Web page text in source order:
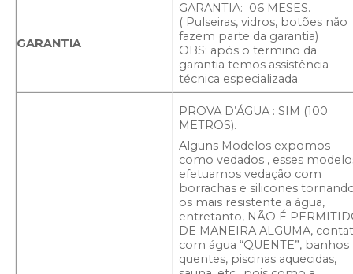
GARANTIA
GARANTIA: 06 MESES.
( Pulseiras, vidros, botões não
fazem parte da garantia)
OBS: após o termino da
garantia temos assistência
técnica especializada.
PROVA D’ÁGUA : SIM (100
METROS).
Alguns Modelos expomos
como vedados , esses
efetuamos vedação com
borrachas e silicones
os mais resistente a água,
entretanto, NÃO É
DE MANEIRA ALGUMA,
com água “QUENTE”, banhos
quentes, piscinas aquecidas,